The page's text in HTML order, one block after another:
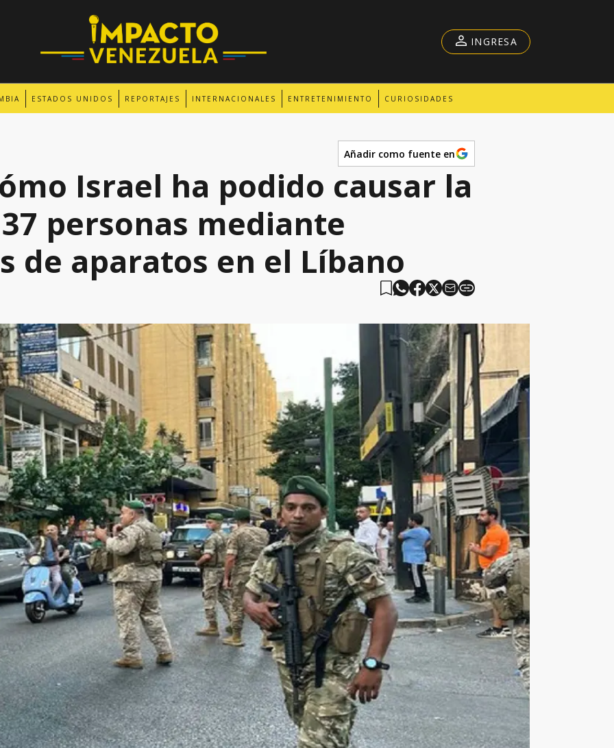
ESTADOS UNIDOS REPORTAJES INTERNACIONALES ENTRETENIMIENTO CURIOSIDADES
INGRESA
Añadir como fuente en
Israel ha podido causar la
personas mediante
de aparatos en el Líbano